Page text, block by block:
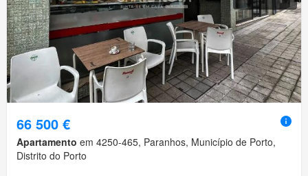
66 500 €
Apartamento em 4250-465, Paranhos, Município de Porto,
Distrito do Porto